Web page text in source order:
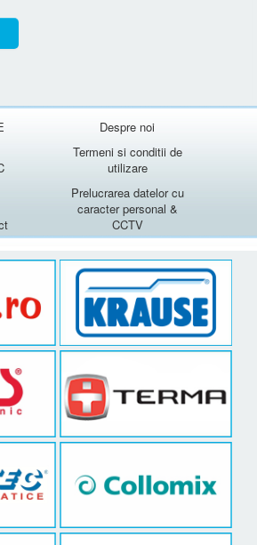
Despre noi
Termeni si conditii de
utilizare
Prelucrarea datelor cu
caracter personal &
CCTV